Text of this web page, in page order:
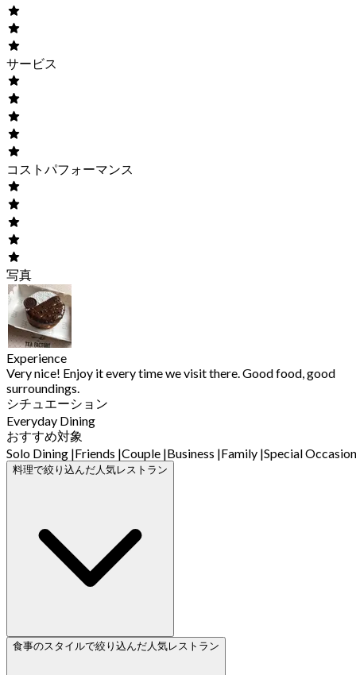
サービス
コストパフォーマンス
写真
Experience
Very nice! Enjoy it every time we visit there. Good food, good
surroundings.
シチュエーション
Everyday Dining
おすすめ対象
Solo Dining |Friends |Couple |Business |Family |Special Occasion
料理で絞り込んだ人気レストラン
食事のスタイルで絞り込んだ人気レストラン